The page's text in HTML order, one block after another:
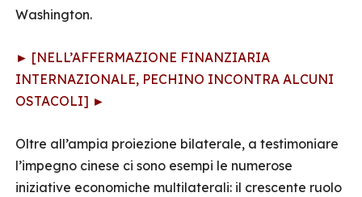
Washington.
► [NELL’AFFERMAZIONE FINANZIARIA
INTERNAZIONALE, PECHINO INCONTRA ALCUNI
OSTACOLI] ►
Oltre all’ampia proiezione bilaterale, a testimoniare
l’impegno cinese ci sono esempi le numerose
iniziative economiche multilaterali: il crescente ruolo